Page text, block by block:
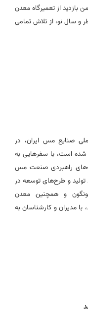
از تعمیرگاه معدن
و سال نو، از تلاش تمامی
صنایع مس ایران، در
شده است، با سفرهایی به
راهبردی صنعت مس
و طرح‌های توسعه در
و همچنین معدن
با مدیران و کارشناسان به